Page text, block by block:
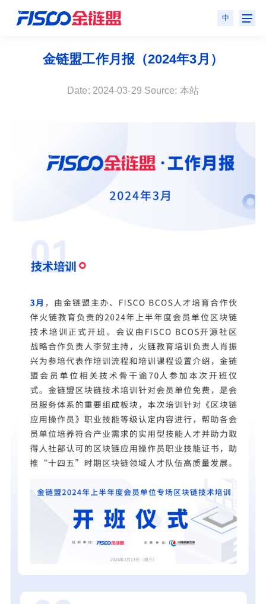
中
金链盟工作月报（2024年3月）
Date: 2024-03-29 Source: 本站